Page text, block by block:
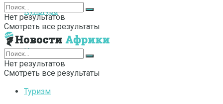
Культура
Интернет
Туризм
Нет результатов
Смотреть все результаты
Нет результатов
Смотреть все результаты